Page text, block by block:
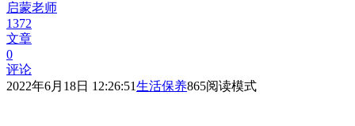
启蒙老师
1372
文章
0
评论
2022年6月18日 12:26:51生活保养865阅读模式